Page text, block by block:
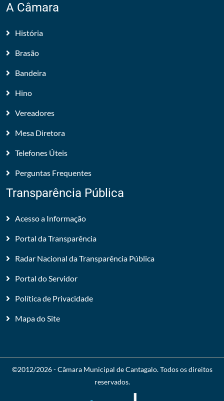
A Câmara
História
Brasão
Bandeira
Hino
Vereadores
Mesa Diretora
Telefones Úteis
Perguntas Frequentes
Transparência Pública
Acesso a Informação
Portal da Transparência
Radar Nacional da Transparência Pública
Portal do Servidor
Política de Privacidade
Mapa do Site
©2012/2026 -Câmara Municipal de Cantagalo. Todos os direitos
reservados.